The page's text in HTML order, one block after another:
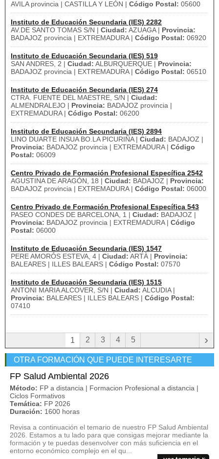
AVILA provincia | CASTILLA Y LEÓN | Código Postal: 05600
Instituto de Educación Secundaria (IES) 2282
AV.DE SANTO TOMAS S/N | Ciudad: AZUAGA | Provincia:
BADAJOZ provincia | EXTREMADURA | Código Postal: 06920
Instituto de Educación Secundaria (IES) 519
SAN ANDRES, 2 | Ciudad: ALBURQUERQUE | Provincia:
BADAJOZ provincia | EXTREMADURA | Código Postal: 06510
Instituto de Educación Secundaria (IES) 274
CTRA. FUENTE DEL MAESTRE, S/N | Ciudad:
ALMENDRALEJO | Provincia: BADAJOZ provincia |
EXTREMADURA | Código Postal: 06200
Instituto de Educación Secundaria (IES) 2894
LINO DUARTE INSUA BO.LA PICURIÑA | Ciudad: BADAJOZ |
Provincia: BADAJOZ provincia | EXTREMADURA | Código
Postal: 06009
Centro Privado de Formación Profesional Específica 2542
AGUSTINA DE ARAGÓN, 18 | Ciudad: BADAJOZ | Provincia:
BADAJOZ provincia | EXTREMADURA | Código Postal: 06000
Centro Privado de Formación Profesional Específica 543
PASEO CONDES DE BARCELONA, 1 | Ciudad: BADAJOZ |
Provincia: BADAJOZ provincia | EXTREMADURA | Código
Postal: 06000
Instituto de Educación Secundaria (IES) 1547
PERE AMORÓS ESTEVA, 4 | Ciudad: ARTÀ | Provincia:
BALEARES | ILLES BALEARS | Código Postal: 07570
Instituto de Educación Secundaria (IES) 1515
ANTONI MARIA ALCOVER, S/N | Ciudad: ALCUDIA |
Provincia: BALEARES | ILLES BALEARS | Código Postal:
07410
1 2 3 4 5 ›
OTRA FORMACIÓN QUE PUEDE INTERESARTE
FP Salud Ambiental 2026
Método: FP a distancia | Formacion Profesional a distancia |
Ciclos Formativos
Temática: FP 2026
Duración: 1600 horas
Revisa a continuación el temario de nuestro FP Salud Ambiental
2026. Estamos a tu lado para que consigas mejorar mediante la
formación y te puedas desenvolver con más suficiencia en el
entorno económico complejo en el qu...